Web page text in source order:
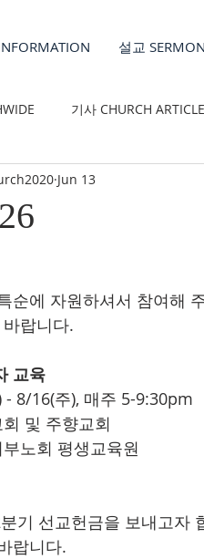
설교
기사 CHURCH
CHILDREN'S MINISTRY
Jun 13
순에 자원하셔서 참여해
랍니다.
교육
- 8/16(주), 매주 5-9:30pm
및 주향교회
노회 평생교육원
분기 선교헌금을 보내고
랍니다.